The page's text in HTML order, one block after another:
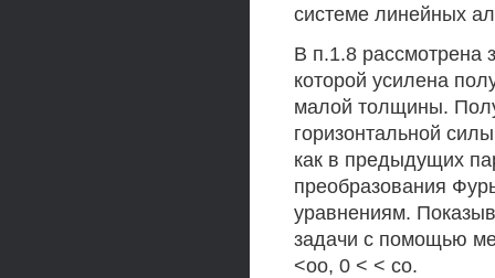
системе линейных
В п.1.8 рассмотрена
которой усилена
малой толщины.
горизонтальной
как в предыдущих
преобразования
уравнениям.
задачи с помощью
<оо, 0 < < со.